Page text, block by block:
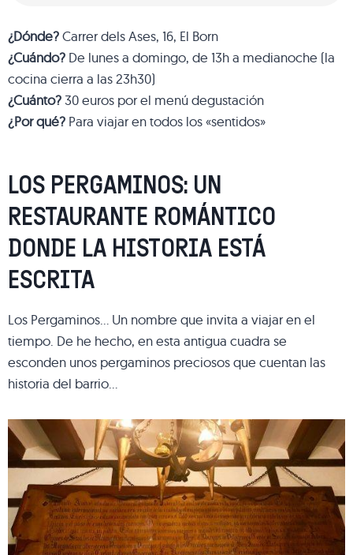
¿Dónde?Carrer dels Ases, 16, El Born
¿Cuándo? De lunes a domingo, de 13h a medianoche (la
cocina cierra a las 23h30)
¿Cuánto?30 euros por el menú degustación
¿Por qué?Para viajar en todos los «sentidos»
LOS PERGAMINOS: UN
RESTAURANTE ROMÁNTICO
DONDE LA HISTORIA ESTÁ
ESCRITA
Los Pergaminos… Un nombre que invita a viajar en el
tiempo. De he hecho, en esta antigua cuadra se
esconden unos pergaminos preciosos que cuentan las
historia del barrio…